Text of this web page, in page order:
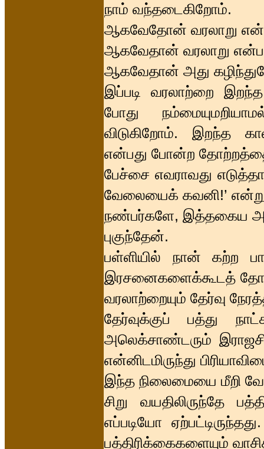
நாம் வந்தடைகிறோம்.
ஆகவேதோன் வரலாறு
ஆகவேதான் வரலாறு
ஆகவேதான் அது
இப்படி வரலாற்றை
போது
விடுகிறோம். இறந்த
என்பது போன்ற
பேச்சை எவராவது
வேலையைக் கவனி!’ என்று
நண்பர்களே, இத்தகைய
புகுந்தேன்.
பள்ளியில் நான் கற்ற
இரசனைகளைக்கூடத்
வரலாற்றையும் தேர்வு
தேர்வுக்குப் பத்து
அலெக்சாண்டரும்
என்னிடமிருந்து
இந்த நிலைமையை மீறி
சிறு வயதிலிருந்தே
எப்படியோ
பத்திரிக்கைகளையும்